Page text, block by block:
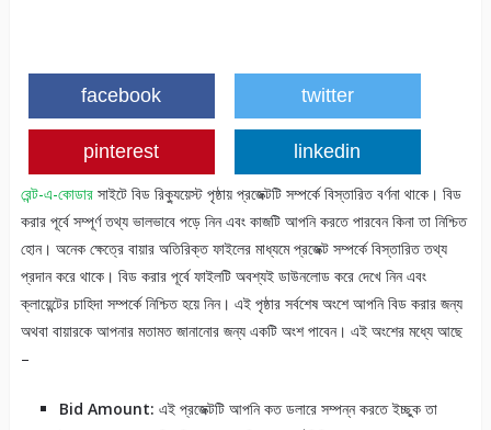
facebook twitter
pinterest linkedin
রেন্ট-এ-কোডারসাইটে বিড রিক্যুয়েস্ট পৃষ্ঠায় প্রজেক্টটি সম্পর্কে বিস্তারিত বর্ণনা থাকে। বিড
করার পূর্বে সম্পূর্ণ তথ্য ভালভাবে পড়ে নিন এবং কাজটি আপনি করতে পারবেন কিনা তা নিশ্চিত
হোন। অনেক ক্ষেত্রে বায়ার অতিরিক্ত ফাইলের মাধ্যমে প্রজেক্ট সম্পর্কে বিস্তারিত তথ্য
প্রদান করে থাকে। বিড করার পূর্বে ফাইলটি অবশ্যই ডাউনলোড করে দেখে নিন এবং
ক্লায়েন্টের চাহিদা সম্পর্কে নিশ্চিত হয়ে নিন। এই পৃষ্ঠার সর্বশেষ অংশে আপনি বিড করার জন্য
অথবা বায়ারকে আপনার মতামত জানানোর জন্য একটি অংশ পাবেন। এই অংশের মধ্যে আছে
–
Bid Amount: এই প্রজেক্টটি আপনি কত ডলারে সম্পন্ন করতে ইচ্ছুক তা